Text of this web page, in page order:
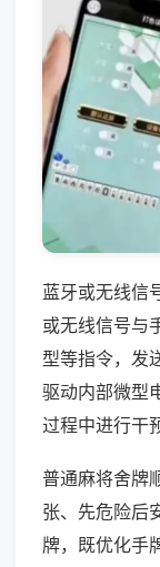
蓝牙或无线信
或无线信号与
型等指令，发
驱动内部微型
过程中进行干
普通麻将舍牌
张、先危险后
牌，既优化手